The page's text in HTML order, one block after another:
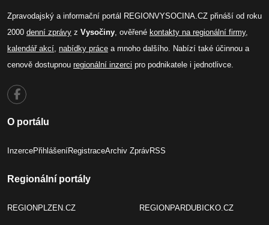
Zpravodajský a informační portál REGIONVYSOCINA.CZ přináší od roku
2000 denní zprávy z Vysočiny , ověřené kontakty na regionální firmy,
kalendář akcí nabídky práce a mnoho dalšího. Nabízí také účinnou a
cenově dostupnou regionální inzerci pro podnikatele i jednotlivce.
O portálu
InzercePřihlášeníRegistraceArchiv ZprávRSS
Regionální portály
REGIONPLZEN.CZ REGIONPARDUBICKO.CZ